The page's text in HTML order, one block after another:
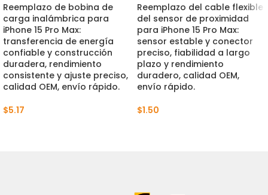
Reemplazo de bobina de
carga inalámbrica para
iPhone 15 Pro Max:
transferencia de energía
confiable y construcción
duradera, rendimiento
consistente y ajuste preciso,
calidad OEM, envío rápido.
$5.17
Reemplazo del cable flexible
del sensor de proximidad
para iPhone 15 Pro Max:
sensor estable y conector
preciso, fiabilidad a largo
plazo y rendimiento
duradero, calidad OEM,
envío rápido.
$1.50